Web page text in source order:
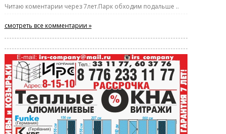
Читаю коментарии через 7лет.Парк обходим подальше ..
смотреть все комментарии »